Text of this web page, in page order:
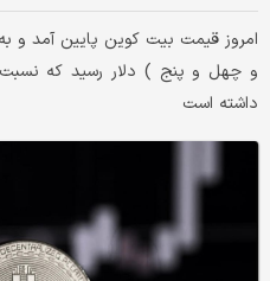
داشته است